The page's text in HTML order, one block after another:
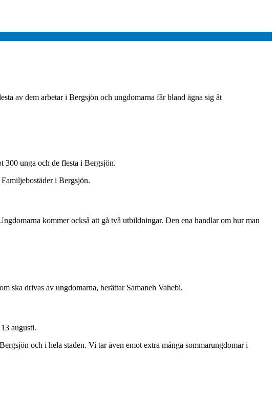
av dem arbetar i Bergsjön och ungdomarna får bland ägna sig åt
300 unga och de flesta i Bergsjön.
i Bergsjön.
kommer också att gå två utbildningar. Den ena handlar om hur man
ska drivas av ungdomarna, berättar Samaneh Vahebi.
augusti.
och i hela staden. Vi tar även emot extra många sommarungdomar i